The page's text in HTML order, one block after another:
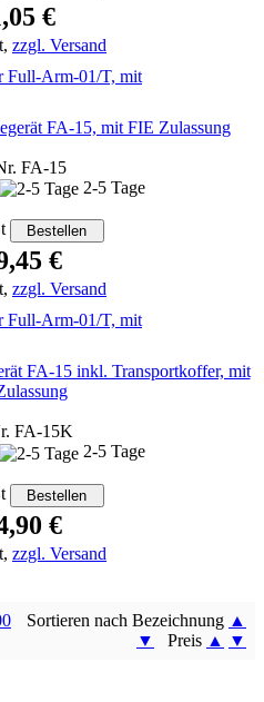
€
zzgl. Versand
FA-15, mit FIE Zulassung
FA-15
2-5 Tage
€
zzgl. Versand
FA-15 inkl. Transportkoffer, mit
FA-15K
2-5 Tage
€
zzgl. Versand
Sortieren nach Bezeichnung ▲
▼
Preis ▲ ▼